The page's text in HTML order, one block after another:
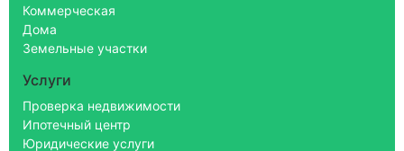
Коммерческая
Дома
Земельные участки
Услуги
Проверка недвижимости
Ипотечный центр
Юридические услуги